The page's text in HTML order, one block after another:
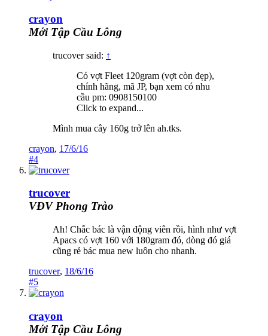
crayon
Mới Tập Cầu Lông
trucover said: ↑
Có vợt Fleet 120gram (vợt còn đẹp),
chính hãng, mã JP, bạn xem có nhu
cầu pm: 0908150100
Click to expand...
Mình mua cây 160g trở lên ah.tks.
crayon, 17/6/16
#4
trucover
VĐV Phong Trào
Ah! Chắc bác là vận động viên rồi, hình như vợt
Apacs có vợt 160 với 180gram đó, dòng đó giá
cũng rẻ bác mua new luôn cho nhanh.
trucover, 18/6/16
#5
crayon
Mới Tập Cầu Lông